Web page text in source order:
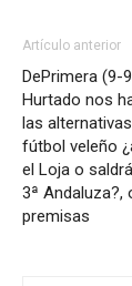
Artículo anterior
DePrimera (9-
Hurtado nos
las
fútbol veleño
el Loja o
3ª Andaluza?,
premisas